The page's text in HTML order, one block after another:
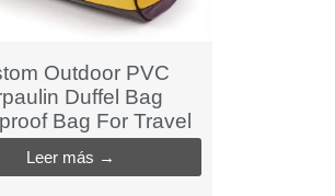
Outdoor PVC
Duffel Bag
Bag For Travel
Leer más →